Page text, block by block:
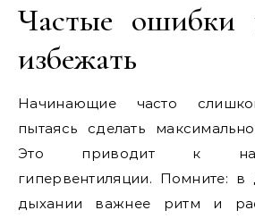
Частые
избежать
Начинающие часто
пытаясь сделать
Это приводит к
гипервентиляции. Помните: в
дыхании важнее ритм и